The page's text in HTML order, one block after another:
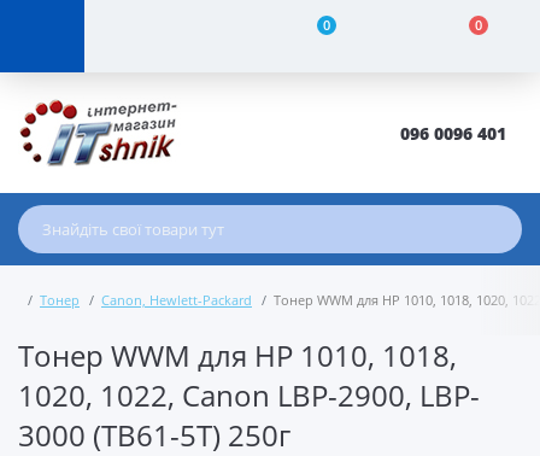
0 0
096 0096 401
Тонер Canon, Hewlett-Packard Тонер WWM для HP 1010, 1018, 1020,
Тонер WWM для HP 1010, 1018,
1020, 1022, Canon LBP-2900, LBP-
3000 (TB61-5T) 250г